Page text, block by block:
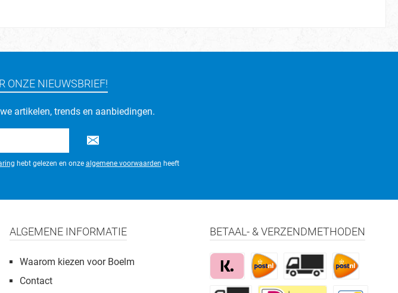
ONZE NIEUWSBRIEF!
artikelen, trends en aanbiedingen.
hebt gelezen en onze algemene voorwaarden heeft
ALGEMENE INFORMATIE
Waarom kiezen voor Boelm
Contact
BETAAL- & VERZENDMETHODEN